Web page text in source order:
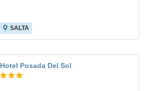
SALTA
Hotel Posada Del Sol